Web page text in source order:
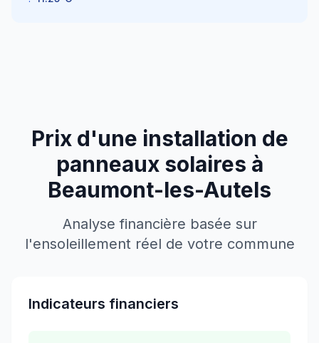
Prix d'une installation de
panneaux solaires à
Beaumont-les-Autels
Analyse financière basée sur
l'ensoleillement réel de votre commune
Indicateurs financiers